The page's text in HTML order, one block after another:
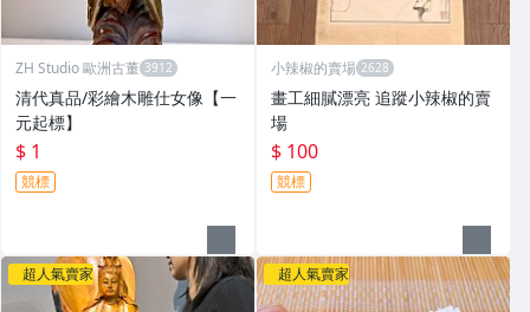
ZH Studio 歐洲古董
清代真品/彩繪木雕仕女像【一
元起標】
$ 1
競標
小辣椒的賣場
畫工細膩漂亮 追蹤小辣椒的賣
場
$ 100
競標
超人氣賣家 超人氣賣家